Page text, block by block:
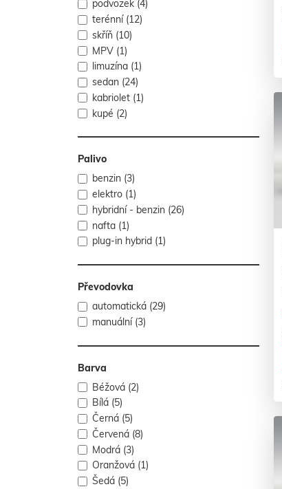
podvozek (4)
terénní (12)
skříň (10)
MPV (1)
limuzína (1)
sedan (24)
kabriolet (1)
kupé (2)
Palivo
benzin (3)
elektro (1)
hybridní - benzin (26)
nafta (1)
plug-in hybrid (1)
Převodovka
automatická (29)
manuální (3)
Barva
Béžová (2)
Bílá (5)
Černá (5)
Červená (8)
Modrá (3)
Oranžová (1)
Šedá (5)